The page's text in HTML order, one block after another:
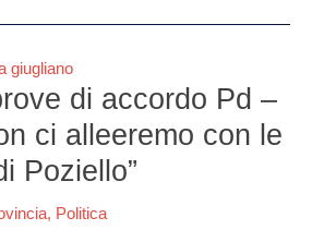
di accordo Pd –
ci alleeremo con le
Poziello”
, Politica